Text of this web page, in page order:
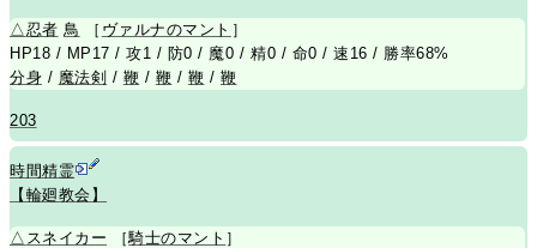
△ 忍者 鳥 ［ ヴァルナのマント ］
HP18 / MP17 / 攻1 / 防0 / 魔0 / 精0 / 命0 / 速16 / 勝率68%
分身 / 魔法剣 / 鞭 / 鞭 / 鞭 /鞭
203
時間精霊
【輪廻教会】
△ スネイカー ［騎士のマント ］